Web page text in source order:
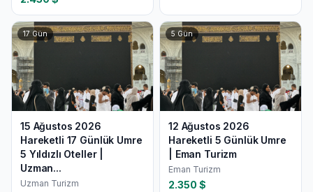
17Gün
15 Ağustos 2026
Hareketli 17 Günlük Umre
5 Yıldızlı Oteller |
Uzman...
Uzman Turizm
5Gün
12 Ağustos 2026
Hareketli 5 Günlük Umre
| Eman Turizm
Eman Turizm
2.350 $